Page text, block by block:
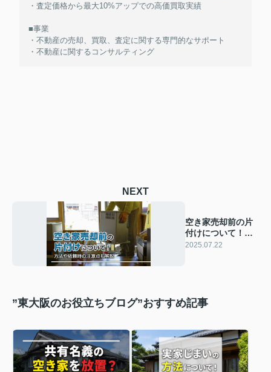
・査定価格から最大10%アップでの高価買取実績
■事業
・不動産の売却、買取、査定に関する専門的なサポート
・不動産に関するコンサルティング
NEXT
空き家売却前の片
付けについて！方
法や依頼時の注意
2025.07.22
”東大阪のお役立ちブログ”おすすめ記事